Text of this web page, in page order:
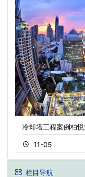
冷却塔工程案例柏
11-05
栏目导航